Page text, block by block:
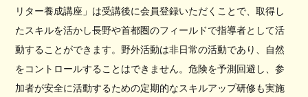
リター養成講座」は受講後に会員登録いただくことで、取得し
たスキルを活かし長野や首都圏のフィールドで指導者として活
動することができます。野外活動は非日常の活動であり、自然
をコントロールすることはできません。危険を予測回避し、参
加者が安全に活動するための定期的なスキルアップ研修も実施